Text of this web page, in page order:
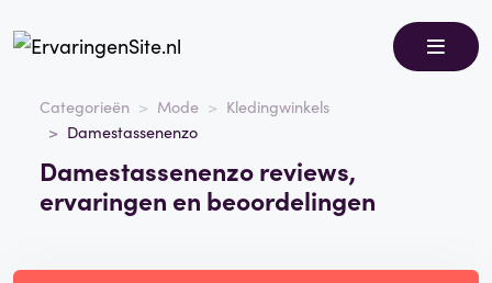
Categorieën Mode
Kledingwinkels
Damestassenenzo
Damestassenenzo reviews,
ervaringen en beoordelingen